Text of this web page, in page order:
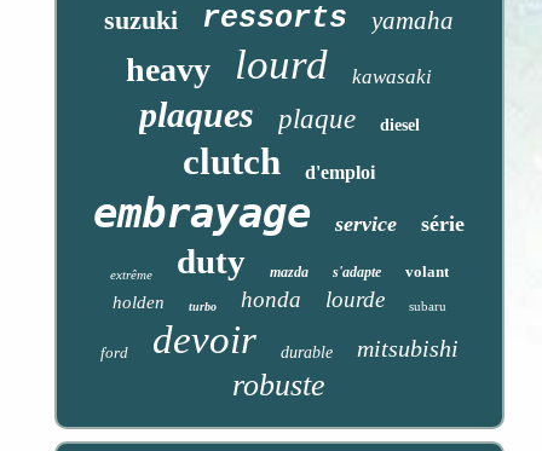
suzuki ressorts yamaha
heavy lourd kawasaki
plaques plaque diesel
clutch d'emploi
embrayage service série
extrême duty mazda s'adapte volant
holden turbo honda lourde subaru
ford devoir durable mitsubishi
robuste